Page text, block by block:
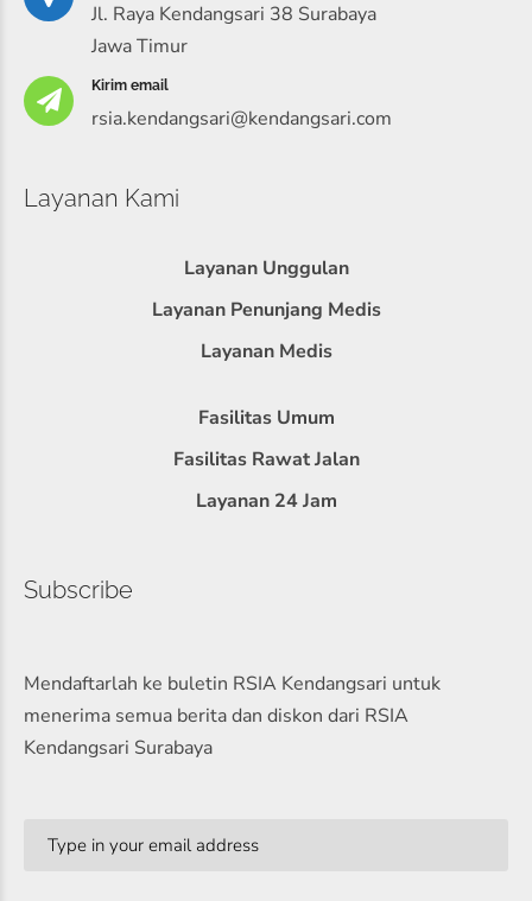
Jl. Raya Kendangsari 38 Surabaya
Jawa Timur
Kirim email
rsia.kendangsari@kendangsari.com
Layanan Kami
Layanan Unggulan
Layanan Penunjang Medis
Layanan Medis
Fasilitas Umum
Fasilitas Rawat Jalan
Layanan 24 Jam
Subscribe
Mendaftarlah ke buletin RSIA Kendangsari untuk
menerima semua berita dan diskon dari RSIA
Kendangsari Surabaya